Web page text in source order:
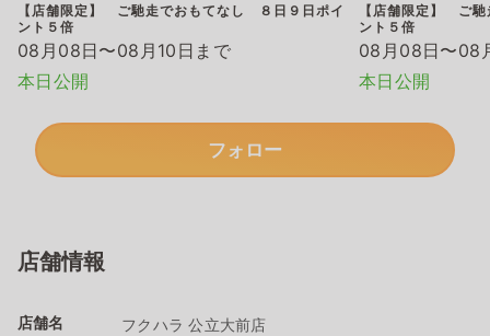
【店舗限定】 ご馳走でおもてなし ８日９日ポイ
ント５倍
08月08日〜08月10日まで
本日公開
【店舗限定】 ご
ント５倍
08月08日〜08
本日公開
フォロー
店舗情報
店舗名 フクハラ 公立大前店